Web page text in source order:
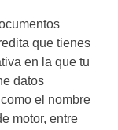
que tienes
en la que tu
datos
el nombre
motor, entre